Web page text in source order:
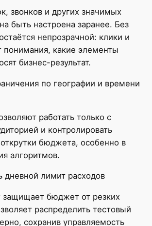
звонков и других значимых
быть настроена заранее. Без
непрозрачной: клики и
понимания, какие элементы
бизнес-результат.
по географии и времени
работать только с
и контролировать
бюджета, особенно в
алгоритмов.
дневной лимит расходов
бюджет от резких
распределить тестовый
сохранив управляемость